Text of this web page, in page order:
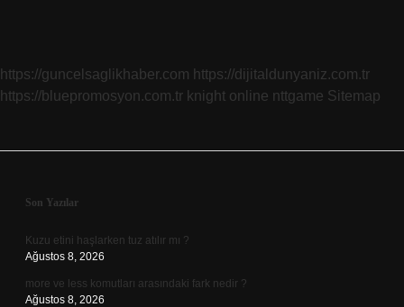
https://guncelsaglikhaber.com https://dijitaldunyaniz.com.tr
https://bluepromosyon.com.tr knight online nttgame Sitemap
Sidebar
Son Yazılar
Kuzu etini haşlarken tuz atılır mı ?
Ağustos 8, 2026
more ve less komutları arasındaki fark nedir ?
Ağustos 8, 2026